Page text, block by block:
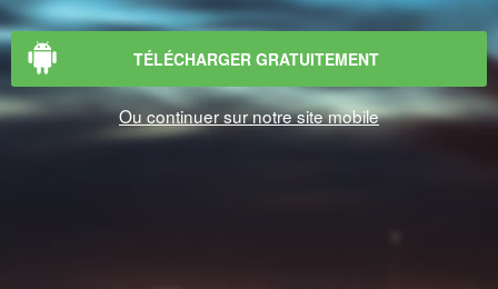
TÉLÉCHARGER GRATUITEMENT
Ou continuer sur notre site mobile